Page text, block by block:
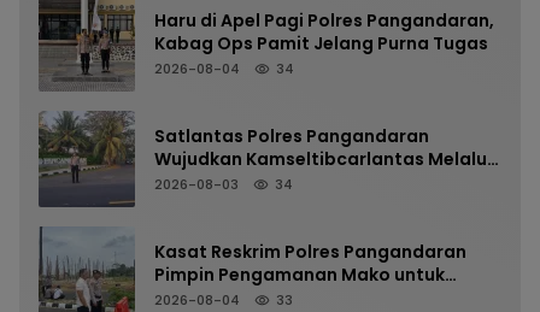
Haru di Apel Pagi Polres Pangandaran,
Kabag Ops Pamit Jelang Purna Tugas
2026-08-04 34
Satlantas Polres Pangandaran
Wujudkan Kamseltibcarlantas Melalui
Pelayanan Arus Pagi
2026-08-03 34
Kasat Reskrim Polres Pangandaran
Pimpin Pengamanan Mako untuk
Perkuat Kesiapsiagaan Personel
2026-08-04 33